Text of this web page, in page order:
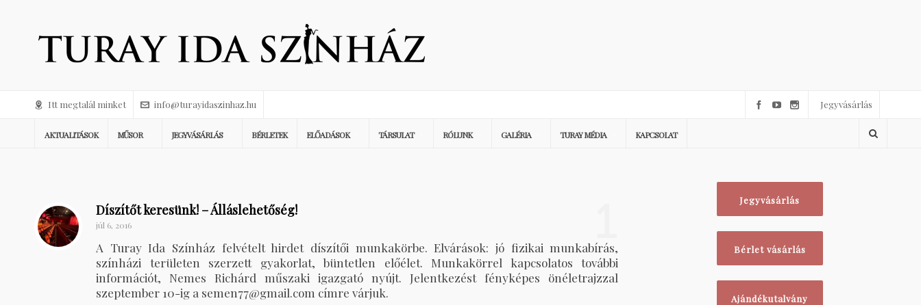
Itt megtalál minket info@turayidaszinhaz.hu Jegyvásárlás
AKTUALITÁSOK MŰSOR JEGYVÁSÁRLÁS BÉRLETEK ELŐADÁSOK TÁRSULAT RÓLUNK GALÉRIA TURAY MÉDIA KAPCSOLAT
Díszítőt keresünk! – Álláslehetőség!
júl 6, 2016
A Turay Ida Színház felvételt hirdet díszítői munkakörbe. Elvárások: jó fizikai munkabírás,
színházi területen szerzett gyakorlat, büntetlen előélet. Munkakörrel kapcsolatos további
információt, Nemes Richárd műszaki igazgató nyújt. Jelentkezést fényképes önéletrajzzal
szeptember 10-ig a semen77@gmail.com címre várjuk.
Jegyvásárlás
Bérlet vásárlás
Ajándékutalvány